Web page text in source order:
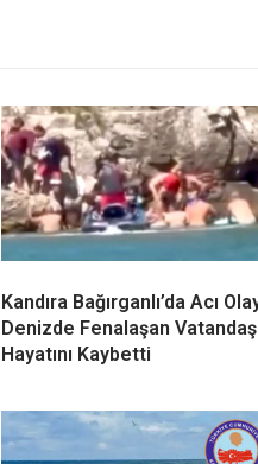
Denizde Fenalaşan Vatandaş
Hayatını Kaybetti
Sahillerde Denize Girmek
Yasaklandı